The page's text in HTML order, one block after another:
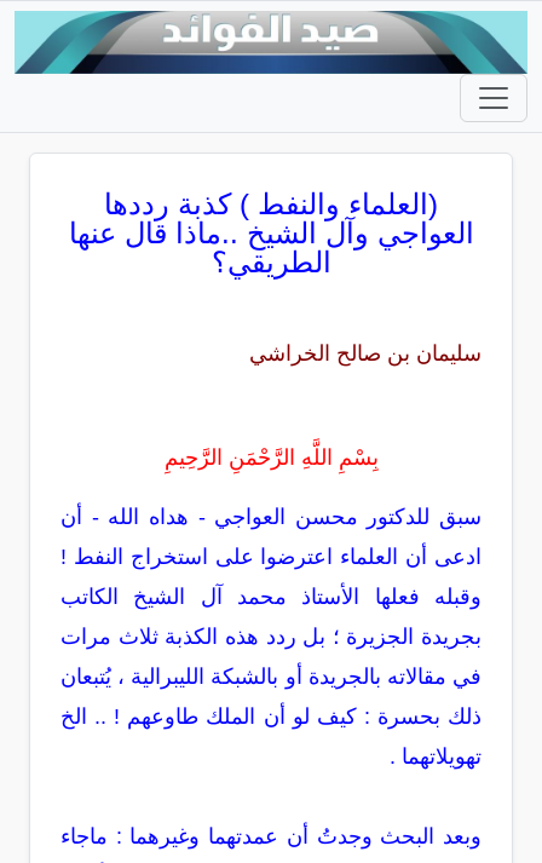
(العلماء والنفط ) كذبة رددها
العواجي وآل الشيخ ..ماذا قال عنها
الطريقي؟
سليمان بن صالح الخراشي
بِسْمِ اللَّهِ الرَّحْمَنِ الرَّحِيمِ
سبق للدكتور محسن العواجي - هداه الله - أن
ادعى أن العلماء اعترضوا على استخراج النفط !
وقبله فعلها الأستاذ محمد آل الشيخ الكاتب
بجريدة الجزيرة ؛ بل ردد هذه الكذبة ثلاث مرات
في مقالاته بالجريدة أو بالشبكة الليبرالية ، يُتبعان
ذلك بحسرة : كيف لو أن الملك طاوعهم ! .. الخ
تهويلاتهما .
وبعد البحث وجدتُ أن عمدتهما وغيرهما : ماجاء